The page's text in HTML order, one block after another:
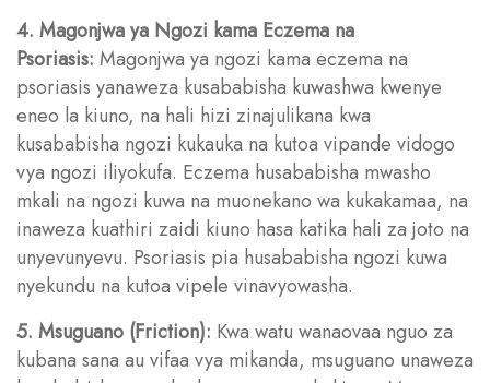
4. Magonjwa ya Ngozi kama Eczema na
Psoriasis: Magonjwa ya ngozi kama eczema na
psoriasis yanaweza kusababisha kuwashwa kwenye
eneo la kiuno, na hali hizi zinajulikana kwa
kusababisha ngozi kukauka na kutoa vipande vidogo
vya ngozi iliyokufa. Eczema husababisha mwasho
mkali na ngozi kuwa na muonekano wa kukakamaa, na
inaweza kuathiri zaidi kiuno hasa katika hali za joto na
unyevunyevu. Psoriasis pia husababisha ngozi kuwa
nyekundu na kutoa vipele vinavyowasha.
5. Msuguano (Friction): Kwa watu wanaovaa nguo za
kubana sana au vifaa vya mikanda, msuguano unaweza